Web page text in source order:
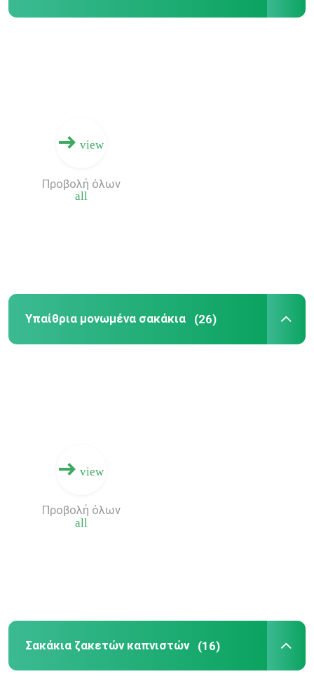
view
all
Προβολή όλων
Υπαίθρια μονωμένα σακάκια (26)
view
all
Προβολή όλων
Σακάκια ζακετών καπνιστών (16)